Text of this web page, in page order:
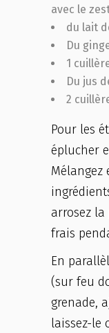
avec le
du lait
Du
1
Du jus
2
Pour les
éplucher
Mélangez
arrosez la
frais
En
(sur feu
grenade,
laissez-le